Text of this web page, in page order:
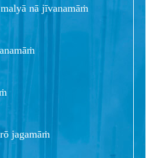
nā jīvanamāṁ
jagamāṁ